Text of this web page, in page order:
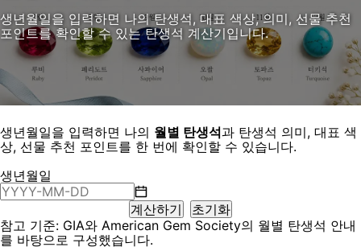
생년월일을 입력하면 나의 탄생석, 대표 색상, 의미, 선물 추천
포인트를 확인할 수 있는 탄생석 계산기입니다.
생년월일을 입력하면 나의 월별 탄생석과 탄생석 의미, 대표 색
상, 선물 추천 포인트를 한 번에 확인할 수 있습니다.
생년월일
계산하기
초기화
참고 기준: GIA와 American Gem Society의 월별 탄생석 안내
를 바탕으로 구성했습니다.